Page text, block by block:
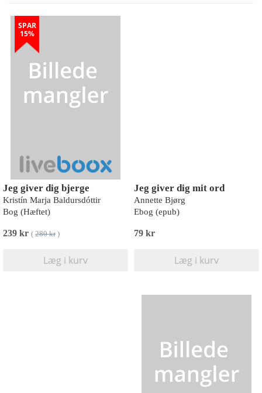
SPAR
15%
Jeg giver dig bjerge
Kristín Marja Baldursdóttir
Bog (Hæftet)
239 kr ( 280 kr)
Læg i kurv
Jeg giver dig mit ord
Annette Bjørg
Ebog (epub)
79 kr
Læg i kurv